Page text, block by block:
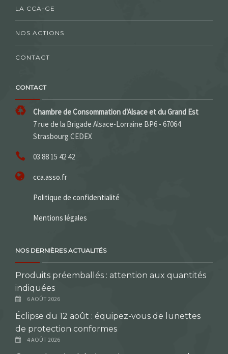
LA CCA-GE
NOS ACTIONS
CONTACT
CONTACT
Chambre de Consommation d'Alsace et du Grand Est
7 rue de la Brigade Alsace-Lorraine BP6 - 67064
Strasbourg CEDEX
03 88 15 42 42
cca.asso.fr
Politique de confidentialité
Mentions légales
NOS DERNIÈRES ACTUALITÉS
Produits préemballés : attention aux quantités
indiquées
6 AOÛT 2026
Éclipse du 12 août : équipez-vous de lunettes
de protection conformes
4 AOÛT 2026